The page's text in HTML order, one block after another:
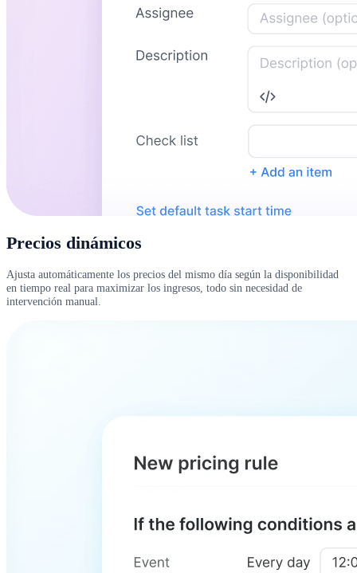
Precios dinámicos
Ajusta automáticamente los precios del mismo día según la disponibilidad
en tiempo real para maximizar los ingresos, todo sin necesidad de
intervención manual.